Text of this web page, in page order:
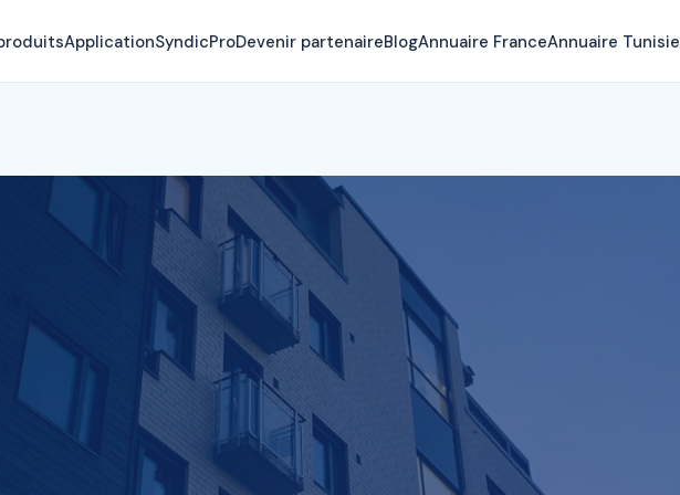
ApplicationSyndicProDevenir partenaireBlogAnnuaire FranceAnnuaire Tunisie